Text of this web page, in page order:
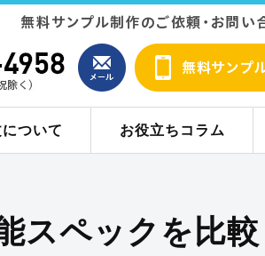
ついて お役立ちコラム
スペックを比